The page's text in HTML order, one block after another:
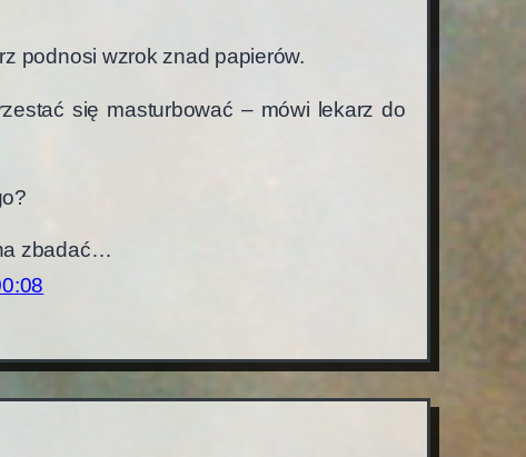
podnosi wzrok znad papierów.
się masturbować – mówi lekarz do
zbadać…